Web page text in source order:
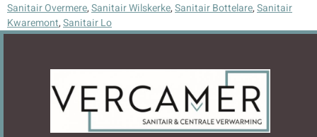
Sanitair Overmere,Sanitair Wilskerke,Sanitair Bottelare,Sanitair
Kwaremont,Sanitair Lo